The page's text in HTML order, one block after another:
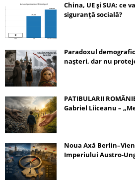
China, UE și SUA: ce
siguranță socială?
Paradoxul
nașteri, dar nu
PATIBULARII
Gabriel Liiceanu –
Noua Axă
Imperiului Austro-